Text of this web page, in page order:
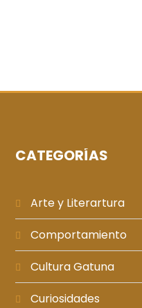
CATEGORÍAS
Arte y Literartura
Comportamiento
Cultura Gatuna
Curiosidades